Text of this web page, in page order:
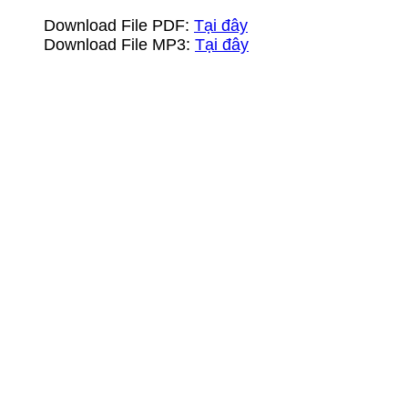
Download File PDF: Tại đây
Download File MP3: Tại đây